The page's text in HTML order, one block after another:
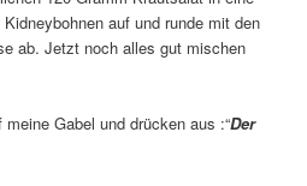
auf und runde mit den
ab. Jetzt noch alles gut mischen
Gabel und drücken aus :“Der